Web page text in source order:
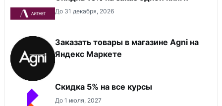
До 31 декабря, 2026
Заказать товары в магазине Agni на
Яндекс Маркете
Скидка 5% на все курсы
До 1 июля, 2027